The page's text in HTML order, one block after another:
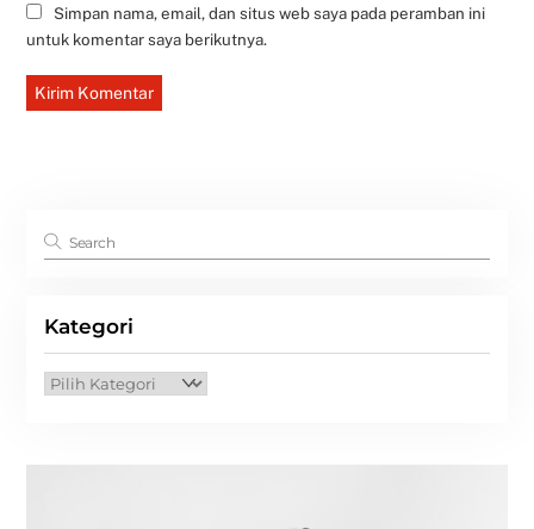
Simpan nama, email, dan situs web saya pada peramban ini
untuk komentar saya berikutnya.
Kategori
Kategori